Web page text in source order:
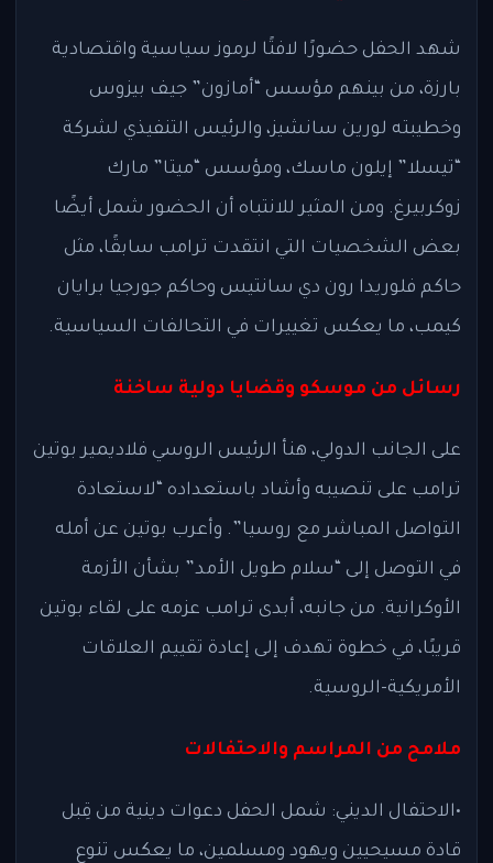
شهد الحفل حضورًا لافتًا لرموز سياسية واقتصادية
بارزة، من بينهم مؤسس “أمازون” جيف بيزوس
وخطيبته لورين سانشيز، والرئيس التنفيذي لشركة
“تيسلا” إيلون ماسك، ومؤسس “ميتا” مارك
زوكربيرغ. ومن المثير للانتباه أن الحضور شمل أيضًا
بعض الشخصيات التي انتقدت ترامب سابقًا، مثل
حاكم فلوريدا رون دي سانتيس وحاكم جورجيا برايان
كيمب، ما يعكس تغييرات في التحالفات السياسية.
رسائل من موسكو وقضايا دولية ساخنة
على الجانب الدولي، هنأ الرئيس الروسي فلاديمير بوتين
ترامب على تنصيبه وأشاد باستعداده “لاستعادة
التواصل المباشر مع روسيا”. وأعرب بوتين عن أمله
في التوصل إلى “سلام طويل الأمد” بشأن الأزمة
الأوكرانية. من جانبه، أبدى ترامب عزمه على لقاء بوتين
قريبًا، في خطوة تهدف إلى إعادة تقييم العلاقات
الأمريكية-الروسية.
ملامح من المراسم والاحتفالات
•الاحتفال الديني: شمل الحفل دعوات دينية من قِبل
قادة مسيحيين ويهود ومسلمين، ما يعكس تنوع